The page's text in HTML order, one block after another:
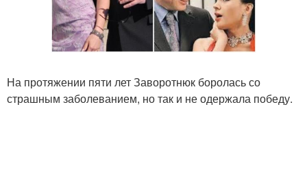
На протяжении пяти лет Заворотнюк боролась со
страшным заболеванием, но так и не одержала победу.